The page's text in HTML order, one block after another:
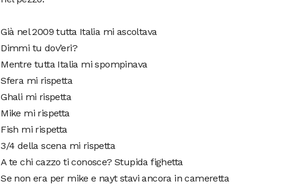
Già nel 2009 tutta Italia mi ascoltava
Dimmi tu dov’eri?
Mentre tutta Italia mi spompinava
Sfera mi rispetta
Ghali mi rispetta
Mike mi rispetta
Fish mi rispetta
3/4 della scena mi rispetta
A te chi cazzo ti conosce? Stupida fighetta
Se non era per mike e nayt stavi ancora in cameretta